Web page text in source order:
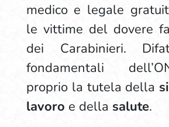
medico e legale
le vittime del dovere
dei Carabinieri.
fondamentali
proprio la tutela della
lavoro e della salute.